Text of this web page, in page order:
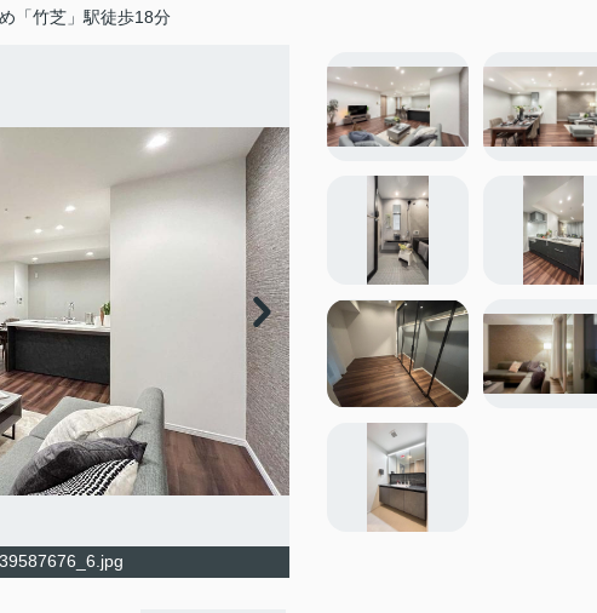
「竹芝」駅徒歩18分